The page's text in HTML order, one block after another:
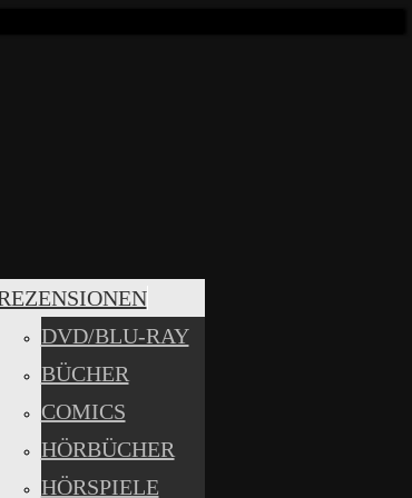
DVD/BLU-RAY
BÜCHER
COMICS
HÖRBÜCHER
HÖRSPIELE